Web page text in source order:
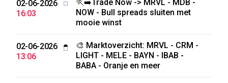
02-06-2026
16:03
🏃‍➡️Trade Now -> MRVL - MDB -
NOW - Bull spreads sluiten met
mooie winst
02-06-2026
13:06
🎨 Marktoverzicht: MRVL - CRM -
LIGHT - MELE - BAYN - IBAB -
BABA - Oranje en meer